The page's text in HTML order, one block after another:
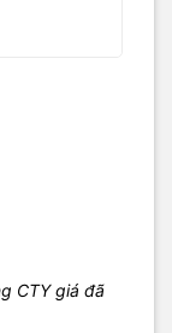
CTY giá đã